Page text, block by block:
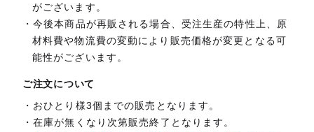
がございます。
今後本商品が再販される場合、受注生産の特性上、原
材料費や物流費の変動により販売価格が変更となる可
能性がございます。
ご注文について
おひとり様3個までの販売となります。
在庫が無くなり次第販売終了となります。